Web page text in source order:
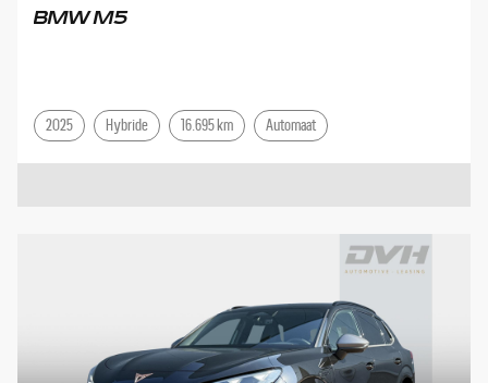
BMW M5
2025 Hybride 16.695 km Automaat